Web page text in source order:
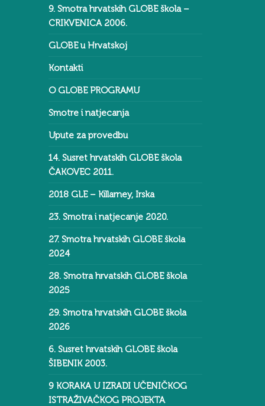
9. Smotra hrvatskih GLOBE škola –
CRIKVENICA 2006.
GLOBE u Hrvatskoj
Kontakti
O GLOBE PROGRAMU
Smotre i natjecanja
Upute za provedbu
14. Susret hrvatskih GLOBE škola
ČAKOVEC 2011.
2018 GLE – Killarney, Irska
23. Smotra i natjecanje 2020.
27. Smotra hrvatskih GLOBE škola
2024
28. Smotra hrvatskih GLOBE škola
2025
29. Smotra hrvatskih GLOBE škola
2026
6. Susret hrvatskih GLOBE škola
ŠIBENIK 2003.
9 KORAKA U IZRADI UČENIČKOG
ISTRAŽIVAČKOG PROJEKTA